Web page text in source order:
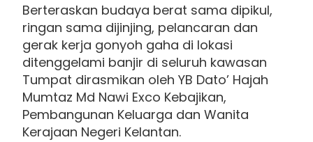
Berteraskan budaya berat sama dipikul,
ringan sama dijinjing, pelancaran dan
gerak kerja gonyoh gaha di lokasi
ditenggelami banjir di seluruh kawasan
Tumpat dirasmikan oleh YB Dato’ Hajah
Mumtaz Md Nawi Exco Kebajikan,
Pembangunan Keluarga dan Wanita
Kerajaan Negeri Kelantan.